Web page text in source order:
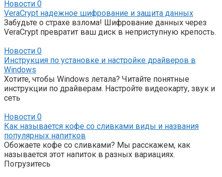
Новости 0
VeraCrypt надежное шифрование и защита данных
Забудьте о страхе взлома! Шифрование данных через
VeraCrypt превратит ваш диск в неприступную крепость.
Новости 0
Инструкция по установке и настройке драйверов в
Windows
Хотите, чтобы Windows летала? Читайте понятные
инструкции по драйверам. Настройте видеокарту, звук и
сеть
Новости 0
Как называется кофе со сливками виды и названия
популярных напитков
Обожаете кофе со сливками? Мы расскажем, как
называется этот напиток в разных вариациях.
Погрузитесь